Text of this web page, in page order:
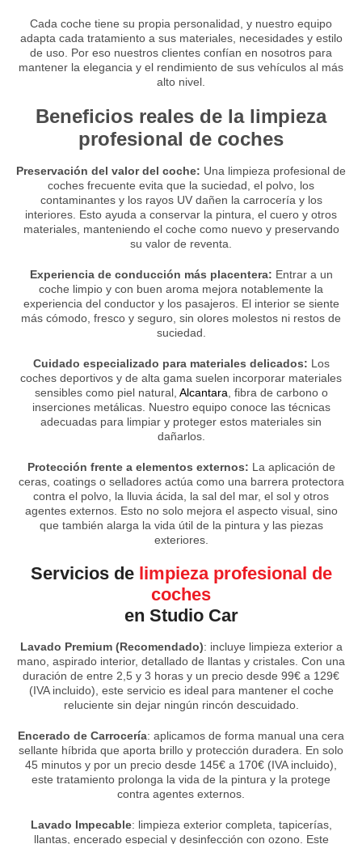
Cada coche tiene su propia personalidad, y nuestro equipo
adapta cada tratamiento a sus materiales, necesidades y estilo
de uso. Por eso nuestros clientes confían en nosotros para
mantener la elegancia y el rendimiento de sus vehículos al más
alto nivel.
Beneficios reales de la limpieza
profesional de coches
Preservación del valor del coche: Una limpieza profesional de
coches frecuente evita que la suciedad, el polvo, los
contaminantes y los rayos UV dañen la carrocería y los
interiores. Esto ayuda a conservar la pintura, el cuero y otros
materiales, manteniendo el coche como nuevo y preservando
su valor de reventa.
Experiencia de conducción más placentera: Entrar a un
coche limpio y con buen aroma mejora notablemente la
experiencia del conductor y los pasajeros. El interior se siente
más cómodo, fresco y seguro, sin olores molestos ni restos de
suciedad.
Cuidado especializado para materiales delicados: Los
coches deportivos y de alta gama suelen incorporar materiales
sensibles como piel natural, Alcantara , fibra de carbono o
inserciones metálicas. Nuestro equipo conoce las técnicas
adecuadas para limpiar y proteger estos materiales sin
dañarlos.
Protección frente a elementos externos: La aplicación de
ceras, coatings o selladores actúa como una barrera protectora
contra el polvo, la lluvia ácida, la sal del mar, el sol y otros
agentes externos. Esto no solo mejora el aspecto visual, sino
que también alarga la vida útil de la pintura y las piezas
exteriores.
Servicios de limpieza profesional de
coches
en Studio Car
Lavado Premium (Recomendado): incluye limpieza exterior a
mano, aspirado interior, detallado de llantas y cristales. Con una
duración de entre 2,5 y 3 horas y un precio desde 99€ a 129€
(IVA incluido), este servicio es ideal para mantener el coche
reluciente sin dejar ningún rincón descuidado.
Encerado de Carrocería: aplicamos de forma manual una cera
sellante híbrida que aporta brillo y protección duradera. En solo
45 minutos y por un precio desde 145€ a 170€ (IVA incluido),
este tratamiento prolonga la vida de la pintura y la protege
contra agentes externos.
Lavado Impecable: limpieza exterior completa, tapicerías,
llantas, encerado especial y desinfección con ozono. Este